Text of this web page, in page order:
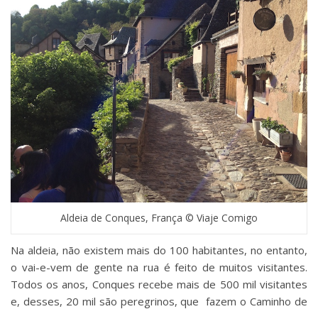
Aldeia de Conques, França © Viaje Comigo
Na aldeia, não existem mais do 100 habitantes, no entanto,
o vai-e-vem de gente na rua é feito de muitos visitantes.
Todos os anos, Conques recebe mais de 500 mil visitantes
e, desses, 20 mil são peregrinos, que fazem o Caminho de